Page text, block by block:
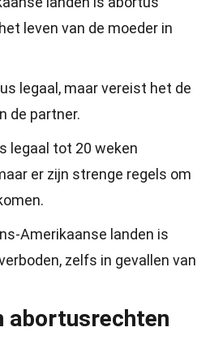
leven van de moeder in
legaal, maar vereist het de
de partner.
legaal tot 20 weken
er zijn strenge regels om
Amerikaanse landen is
zelfs in gevallen van
abortusrechten